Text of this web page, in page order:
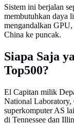
Sistem ini berjalan
membutuhkan daya
mengandalkan
China ke puncak.
Siapa Saja
Top500?
El Capitan milik
National
superkomputer AS
di Tennessee dan